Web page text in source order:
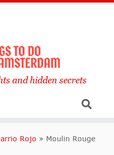
and hidden secrets
Rojo » Moulin Rouge